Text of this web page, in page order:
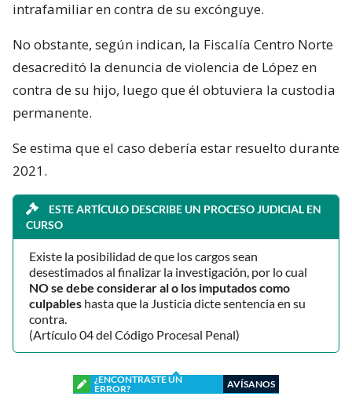
intrafamiliar en contra de su excónguye.
No obstante, según indican, la Fiscalía Centro Norte
desacreditó la denuncia de violencia de López en
contra de su hijo, luego que él obtuviera la custodia
permanente.
Se estima que el caso debería estar resuelto durante
2021.
ESTE ARTÍCULO DESCRIBE UN PROCESO JUDICIAL EN
CURSO
Existe la posibilidad de que los cargos sean
desestimados al finalizar la investigación, por lo cual
NO se debe considerar al o los imputados como
culpables hasta que la Justicia dicte sentencia en su
contra.
(Artículo 04 del Código Procesal Penal)
¿ENCONTRASTE UN
ERROR?
AVÍSANOS